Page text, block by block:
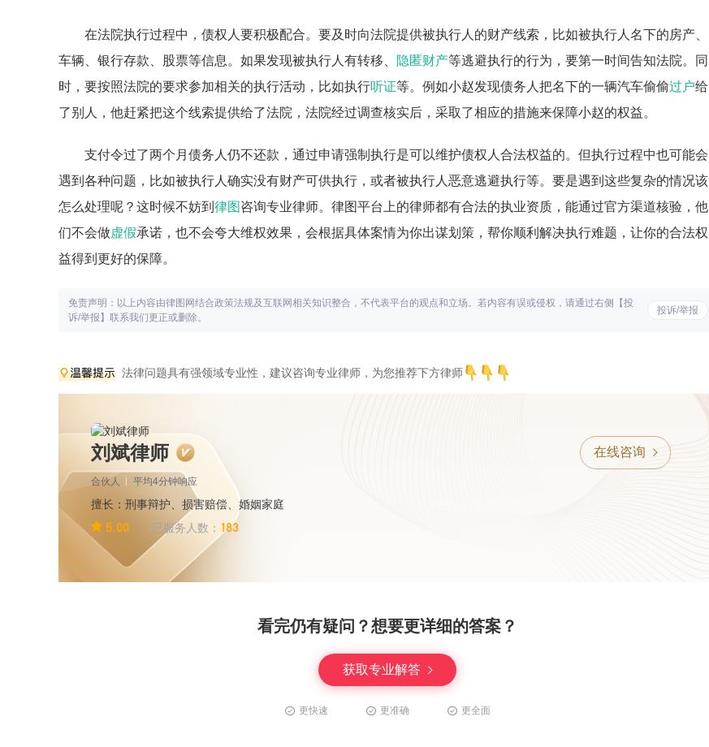
在法院执行过程中，债权人要积极配合。要及时向法院提供被执行人的财产线索，比如被执行人名下的房产、
车辆、银行存款、股票等信息。如果发现被执行人有转移、
隐匿财产等逃避执行的行为，要第一时间告知法院。同
时，要按照法院的要求参加相关的执行活动，比如执行听证等。例如小赵发现债务人把名下的一辆汽车偷偷过户给
了别人，他赶紧把这个线索提供给了法院，法院经过调查核实后，采取了相应的措施来保障小赵的权益。
支付令过了两个月债务人仍不还款，通过申请强制执行是可以维护债权人合法权益的。但执行过程中也可能会
遇到各种问题，比如被执行人确实没有财产可供执行，或者被执行人恶意逃避执行等。要是遇到这些复杂的情况该
怎么处理呢？这时候不妨到 律图 咨询专业律师。律图平台上的律师都有合法的执业资质，能通过官方渠道核验，他
们不会做虚假承诺，也不会夸大维权效果，会根据具体案情为你出谋划策，帮你顺利解决执行难题，让你的合法权
益得到更好的保障。
投诉/举报
免责声明：以上内容由律图网结合政策法规及互联网相关知识整合，不代表平台的观点和立场。若内容有误或侵权，请通过右侧【投
诉/举报】联系我们更正或删除。
法律问题具有强领域专业性，建议咨询专业律师，为您推荐下方律师
刘斌律师
合伙人 平均4分钟响应
擅长：刑事辩护、损害赔偿、婚姻家庭
5.00 已服务人数： 183
在线咨询
看完仍有疑问？想要更详细的答案？
获取专业解答
更快速 更准确 更全面